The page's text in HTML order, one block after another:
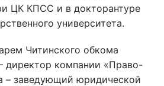
ЦК КПСС и в докторантуре
университета.
Читинского обкома
директор компании «Право-
– заведующий юридической